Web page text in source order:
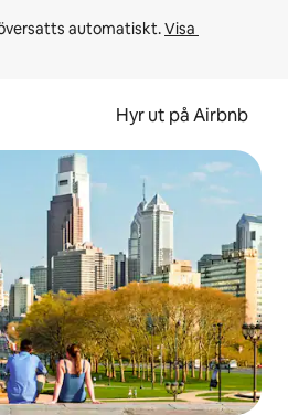
automatiskt. Visa
Hyr ut på Airbnb